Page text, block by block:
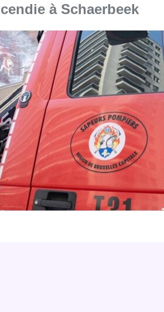
à Schaerbeek